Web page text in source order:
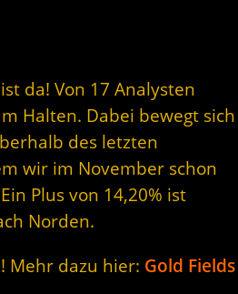
da! Von 17 Analysten
Halten. Dabei bewegt sich
des letzten
wir im November schon
Plus von 14,20% ist
Norden.
Mehr dazu hier: Gold Fields